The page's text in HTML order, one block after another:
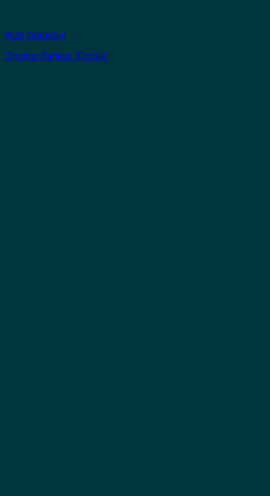
Hızlı Görünüm
Omurga Tahtası (Çocuk)